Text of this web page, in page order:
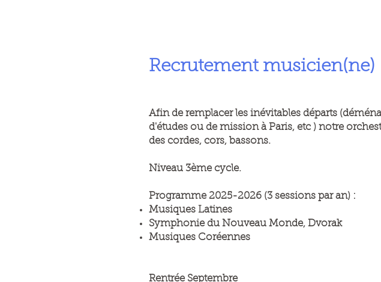
Recrutement musicien(ne)
Afin de remplacer les inévitables départs
d'études ou de mission à Paris, etc ) notre
des cordes, cors, bassons.
Niveau 3ème cycle.
Programme 2025-2026 (3 sessions par an) :
Musiques Latines
Symphonie du Nouveau Monde, Dvorak
Musiques Coréennes
Rentrée Septembre